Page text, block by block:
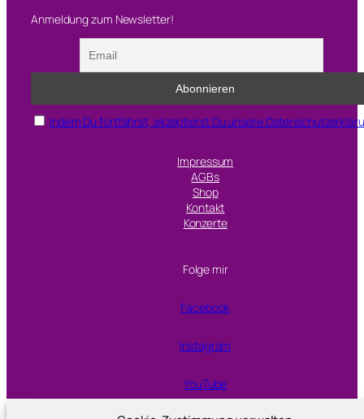
C
l
f
o
Anmeldung zum Newsletter!
Indem Du fortfährst, akzeptierst Du unsere
Impressum
AGBs
Shop
Kontakt
Konzerte
Folge mir
Facebook
Instagram
YouTube